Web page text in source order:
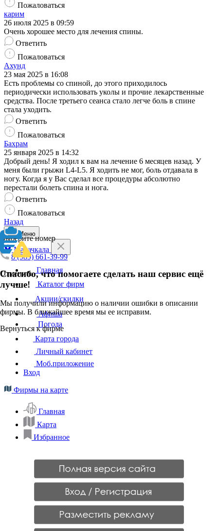
Пожаловаться
карим
26 июля 2025 в 09:59
Очень хорошее место для лечения спины.
Ответить
Пожаловаться
Ахунд
23 мая 2025 в 16:08
Есть проблемы со спиной, до этого приходилось
периодически использовать уколы и прочие лекарственные
средства. После третьего сеанса стало легче боль в спине
стала уходить.
Ответить
Пожаловаться
Бахрам
25 января 2025 в 14:32
Добрый день! Я ходил к вам на лечение 6 месяцев назад. У
меня были грыжи L4-L5. Я ходить не мог, боль отдавала в
ногу. Когда я у Вас сделал все процедуры абсолютно
перестали болеть спина и нога.
Ответить
Пожаловаться
Назад
Выберите номер
8 (989) 661-39-99
Отменить
Спасибо, что помогаете сделать наш сервис ещё
лучше!
Мы получили информацию о наличии ошибки в описании
фирмы. В ближайшее время мы ее исправим.
Вернуться к фирме
Меню
Махачкала
Главная
Каталог фирм
Акции/скидки
Афиша
Погода
Карта города
Личный кабинет
Моб.приложение
Вход
Фирмы на карте
Главная
Карта
Избранное